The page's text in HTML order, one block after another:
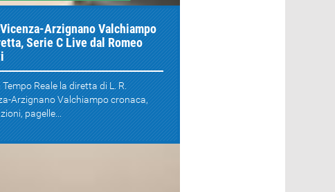
Arzignano Valchiampo
Serie C Live dal Romeo
Tempo Reale la diretta di L. R.
Arzignano Valchiampo cronaca,
pagelle...